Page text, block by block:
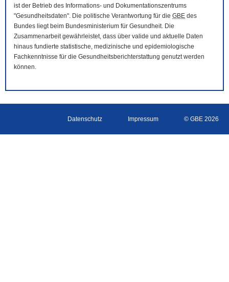
ist der Betrieb des Informations- und Dokumentationszentrums
"Gesundheitsdaten". Die politische Verantwortung für die GBE des
Bundes liegt beim Bundesministerium für Gesundheit. Die
Zusammenarbeit gewährleistet, dass über valide und aktuelle Daten
hinaus fundierte statistische, medizinische und epidemiologische
Fachkenntnisse für die Gesundheitsberichterstattung genutzt werden
können.
Datenschutz Impressum © GBE 2026